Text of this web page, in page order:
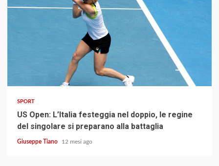
SPORT
US Open: L’Italia festeggia nel doppio, le regine
del singolare si preparano alla battaglia
Giuseppe Tiano 12 mesi ago